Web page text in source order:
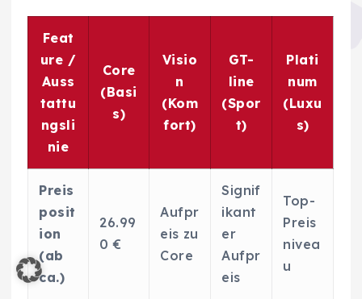
Feat
ure /
Auss
tattu
ngsli
nie
Core
(Basi
s)
Visio
n
(Kom
fort)
GT-
line
(Spor
t)
Plati
num
(Luxu
s)
Preis
posit
ion
(ab
ca.)
26.99
0 €
Aufpr
eis zu
Core
Signif
ikant
er
Aufpr
eis
Top-
Preis
nivea
u